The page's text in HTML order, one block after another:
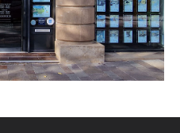
un message
à l'agence